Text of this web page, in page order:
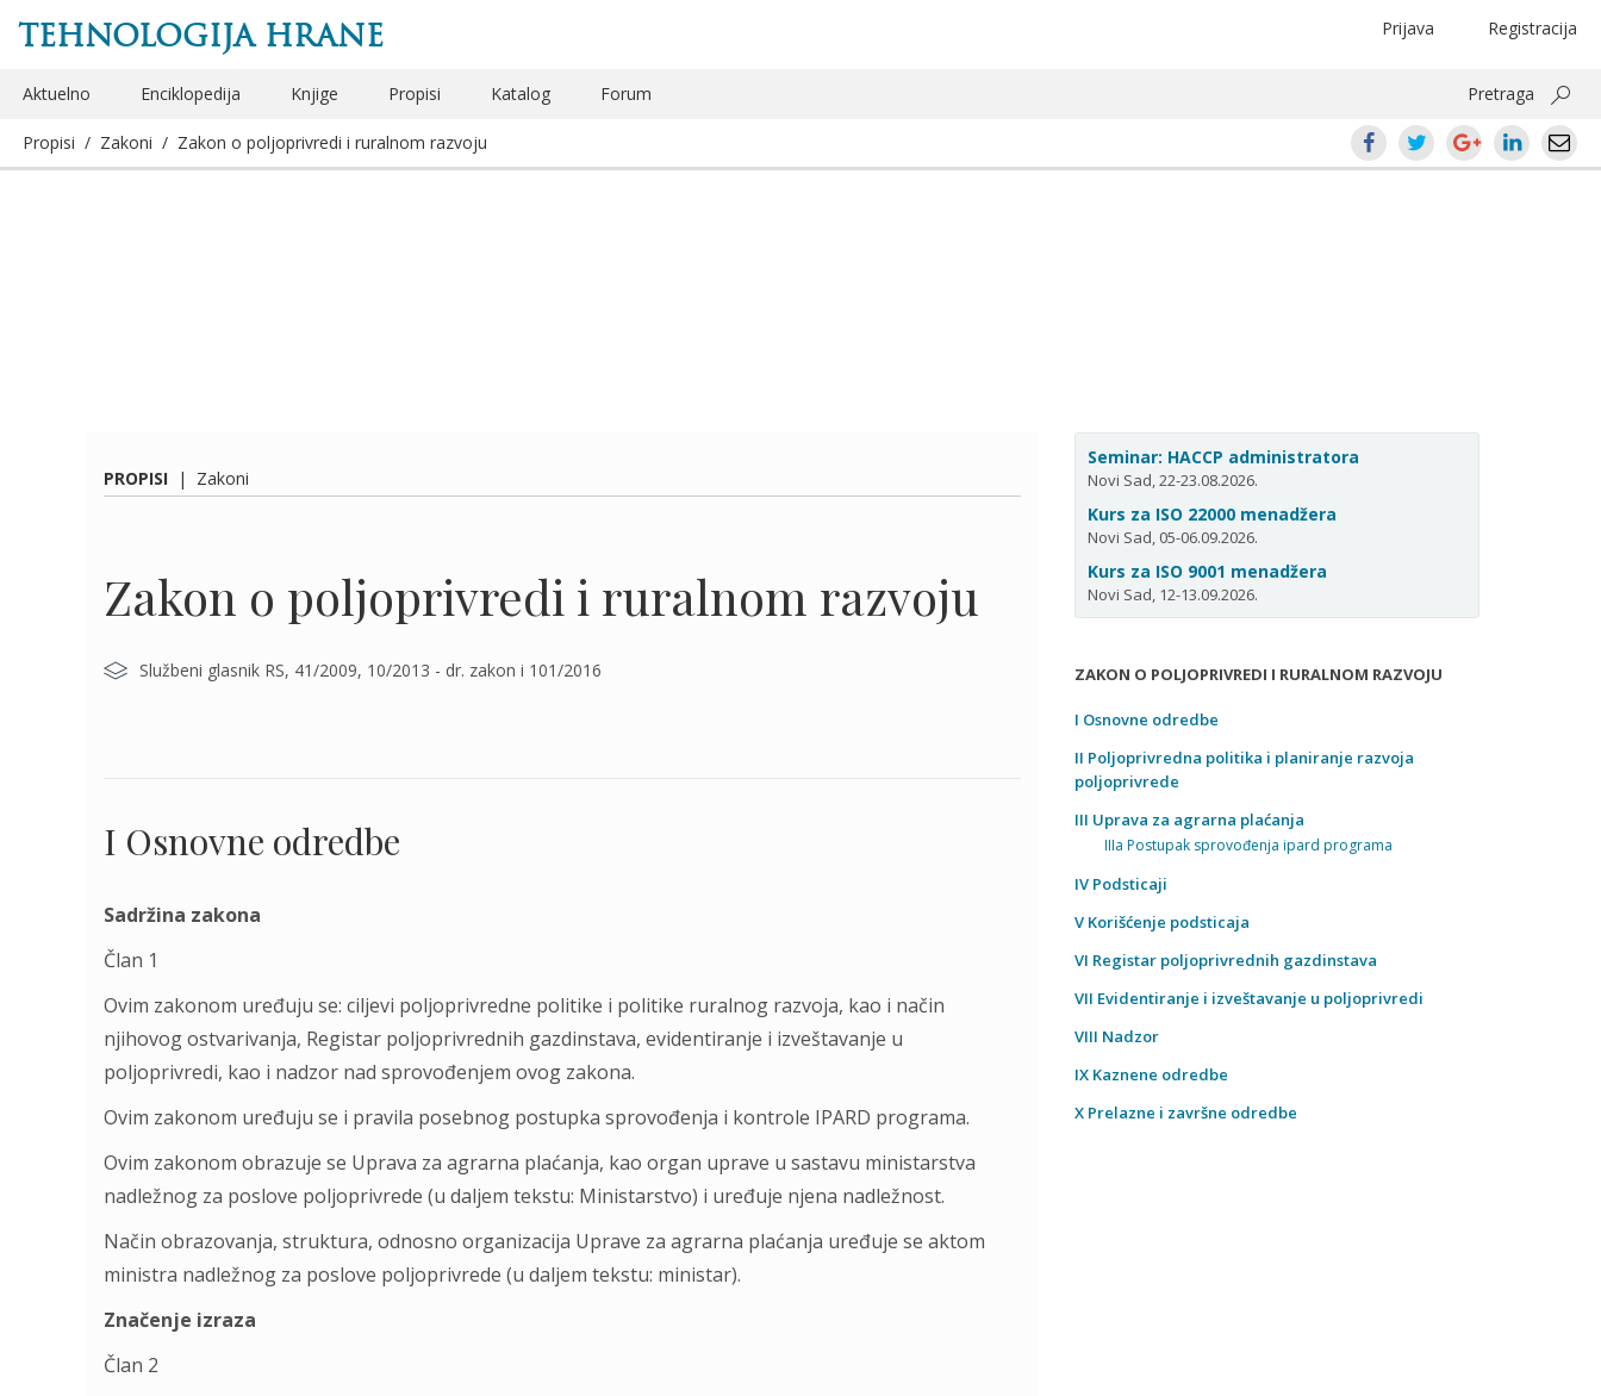
TEHNOLOGIJA HRANE Registracija
Prijava
Aktuelno Enciklopedija Knjige Propisi Katalog Forum Pretraga
Propisi / Zakoni / Zakon o poljoprivredi i ruralnom razvoju
PROPISI | Zakoni
Zakon o poljoprivredi i ruralnom razvoju
Službeni glasnik RS, 41/2009, 10/2013 - dr. zakon i 101/2016
I Osnovne odredbe
Sadržina zakona
Član 1
Ovim zakonom uređuju se: ciljevi poljoprivredne politike i politike ruralnog razvoja, kao i način
njihovog ostvarivanja, Registar poljoprivrednih gazdinstava, evidentiranje i izveštavanje u
poljoprivredi, kao i nadzor nad sprovođenjem ovog zakona.
Ovim zakonom uređuju se i pravila posebnog postupka sprovođenja i kontrole IPARD programa.
Ovim zakonom obrazuje se Uprava za agrarna plaćanja, kao organ uprave u sastavu ministarstva
nadležnog za poslove poljoprivrede (u daljem tekstu: Ministarstvo) i uređuje njena nadležnost.
Način obrazovanja, struktura, odnosno organizacija Uprave za agrarna plaćanja uređuje se aktom
ministra nadležnog za poslove poljoprivrede (u daljem tekstu: ministar).
Značenje izraza
Član 2
Seminar: HACCP administratora
Novi Sad, 22-23.08.2026.
Kurs za ISO 22000 menadžera
Novi Sad, 05-06.09.2026.
Kurs za ISO 9001 menadžera
Novi Sad, 12-13.09.2026.
ZAKON O POLJOPRIVREDI I RURALNOM RAZVOJU
I Osnovne odredbe
II Poljoprivredna politika i planiranje razvoja
poljoprivrede
III Uprava za agrarna plaćanja
IIIa Postupak sprovođenja ipard programa
IV Podsticaji
V Korišćenje podsticaja
VI Registar poljoprivrednih gazdinstava
VII Evidentiranje i izveštavanje u poljoprivredi
VIII Nadzor
IX Kaznene odredbe
X Prelazne i završne odredbe